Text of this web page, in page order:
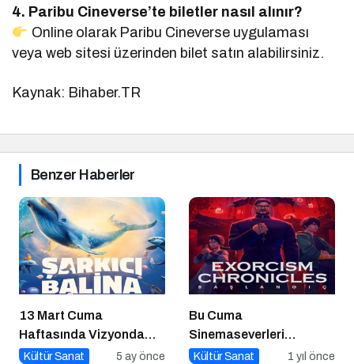
4. Paribu Cineverse’te biletler nasıl alınır?
Online olarak Paribu Cineverse uygulaması
veya web sitesi üzerinden bilet satın alabilirsiniz.
Kaynak: Bihaber.TR
Benzer Haberler
13 Mart Cuma
Haftasında Vizyonda
Hangi Filmler Var?
Kültür Sanat 5 ay önce
Bu Cuma
Sinemaseverleri
Bekleyen Yepyeni Filmler!
Kültür Sanat 1 yıl önce